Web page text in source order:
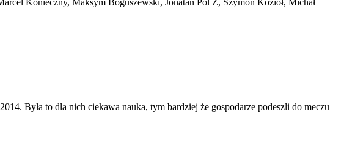
Była to dla nich ciekawa nauka, tym bardziej że gospodarze podeszli do meczu